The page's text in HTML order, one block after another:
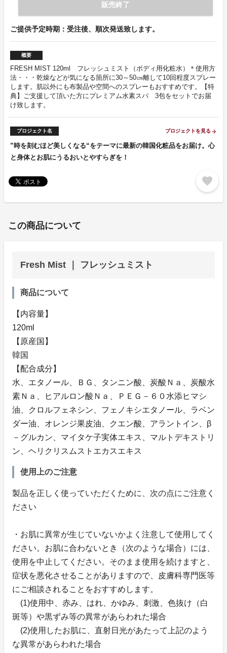
販売終了
ご提供予定時期：受注後、順次発送致します。
概要
FRESH MIST 120ml フレッシュミスト（ボディ用化粧水）＊使用方
法・・・乾燥などが気になる箇所に30～50㎝離して10回程度スプレー
します。肌以外にも布製品や空間へのスプレーもおすすめです。【特
典】ご支援して頂いた方にプレミアム水素スパ 3包をセットでお届
け致します。
プロジェクト名 プロジェクトを見る arrow_forward
”時を刻むほど美しくなる“をテーマに最新の韓国化粧品をお届け。心
と身体とお肌にうるおいとやすらぎを！
favorite
この商品について
Fresh Mist ｜ フレッシュミスト
商品について
【内容量】
120ml
【原産国】
韓国
【配合成分】
水、エタノール、ＢＧ、タンニン酸、炭酸Ｎａ、炭酸水
素Ｎａ、ヒアルロン酸Ｎａ、ＰＥＧ－６０水添ヒマシ
油、クロルフェネシン、フェノキシエタノール、ラベン
ダー油、オレンジ果皮油、クエン酸、アラントイン、β
－グルカン、マイタケ子実体エキス、マルトデキストリ
ン、ヘリクリスムストエカスエキス
使用上のご注意
製品を正しく使っていただくために、次の点にご注意く
ださい
・お肌に異常が生じていないかよく注意して使用してく
ださい。お肌に合わないとき（次のような場合）には、
使用を中止してください。そのまま使用を続けますと、
症状を悪化させることがありますので、皮膚科専門医等
にご相談されることをおすすめします。
(1)使用中、赤み、はれ、かゆみ、刺激、色抜け（白
斑等）や黒ずみ等の異常があらわれた場合
(2)使用したお肌に、直射日光があたって上記のよう
な異常があらわれた場合